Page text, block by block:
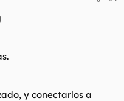
y conectarlos a